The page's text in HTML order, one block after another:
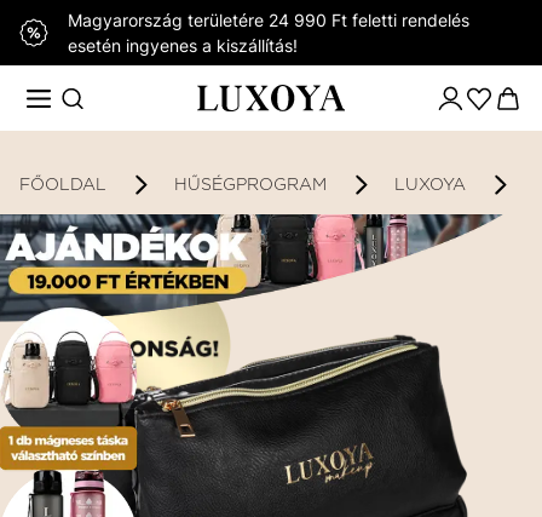
Magyarország területére 24 990 Ft feletti rendelés
esetén ingyenes a kiszállítás!
FŐOLDAL HŰSÉGPROGRAM LUXOYA